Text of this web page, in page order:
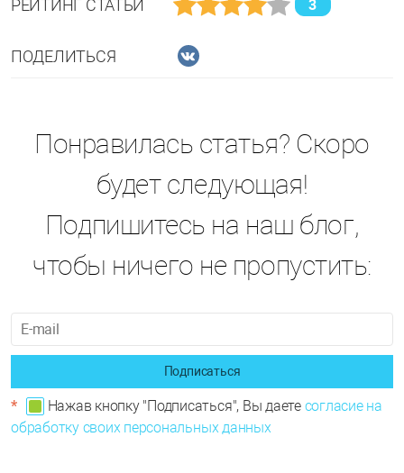
РЕЙТИНГ СТАТЬИ 3
ПОДЕЛИТЬСЯ
Понравилась статья? Скоро
будет следующая!
Подпишитесь на наш блог,
чтобы ничего не пропустить:
Подписаться
* Нажав кнопку "Подписаться", Вы даете согласие на
обработку своих персональных данных